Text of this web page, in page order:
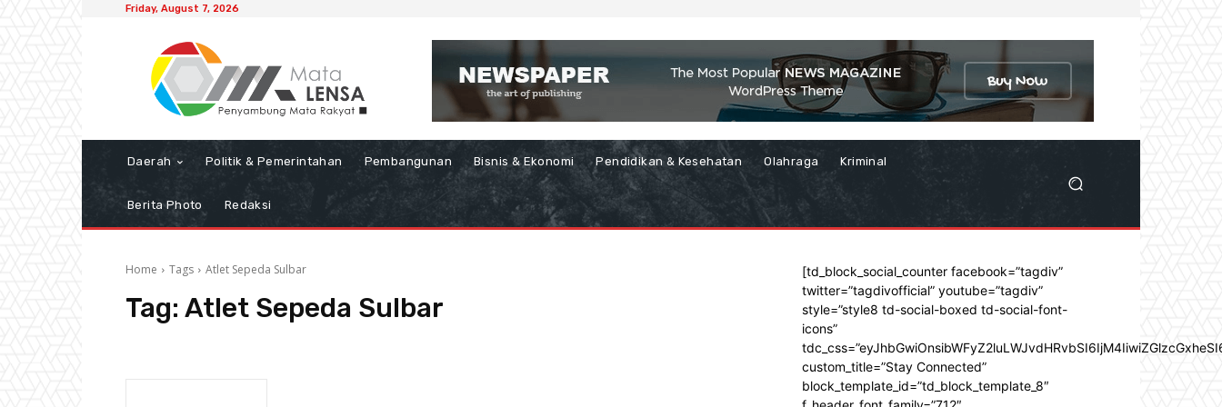
Friday, August 7, 2026
Daerah Politik & Pemerintahan Pembangunan Bisnis & Ekonomi Pendidikan & Kesehatan Olahraga Kriminal
Berita Photo Redaksi
Home Tags Atlet Sepeda Sulbar
Tag: Atlet Sepeda Sulbar
[td_block_social_counter facebook=”tagdiv”
twitter=”tagdivofficial” youtube=”tagdiv”
style=”style8 td-social-boxed td-social-font-
icons”
custom_title=”Stay Connected”
block_template_id=”td_block_template_8″